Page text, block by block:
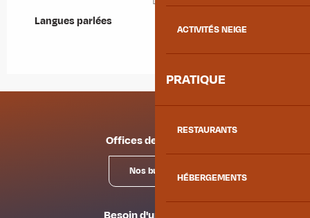
ACTIVITÉS NEIGE
PRATIQUE
RESTAURANTS
HÉBERGEMENTS
Langues parlées
Langues parlées
Offices de tourisme
Nos bureaux